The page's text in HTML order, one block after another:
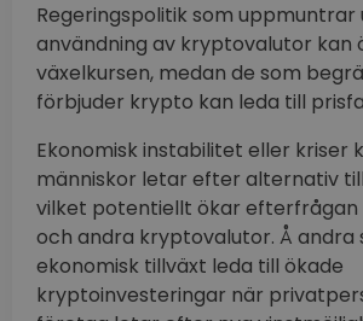
Regeringspolitik som
användning av kryptovalutor kan
växelkursen, medan de som
förbjuder krypto kan leda till
Ekonomisk instabilitet eller kriser
människor letar efter alternativ
vilket potentiellt ökar efterfrågan
och andra kryptovalutor. Å andra
ekonomisk tillväxt leda till ökade
kryptoinvesteringar när